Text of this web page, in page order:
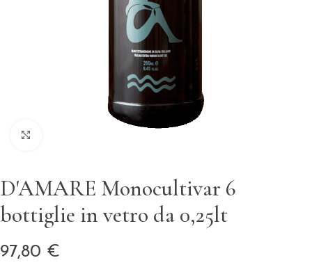
D'AMARE Monocultivar 6
bottiglie in vetro da 0,25lt
97,80 €